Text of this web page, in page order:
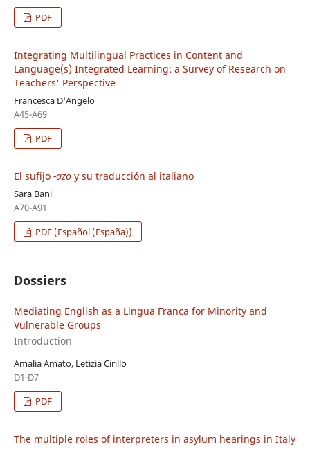
PDF
Integrating Multilingual Practices in Content and
Language(s) Integrated Learning: a Survey of Research on
Teachers' Perspective
Francesca D'Angelo
A45-A69
PDF
El sufijo -azoy su traducción al italiano
Sara Bani
A70-A91
PDF (Español (España))
Dossiers
Mediating English as a Lingua Franca for Minority and
Vulnerable Groups
Introduction
Amalia Amato, Letizia Cirillo
D1-D7
PDF
The multiple roles of interpreters in asylum hearings in Italy